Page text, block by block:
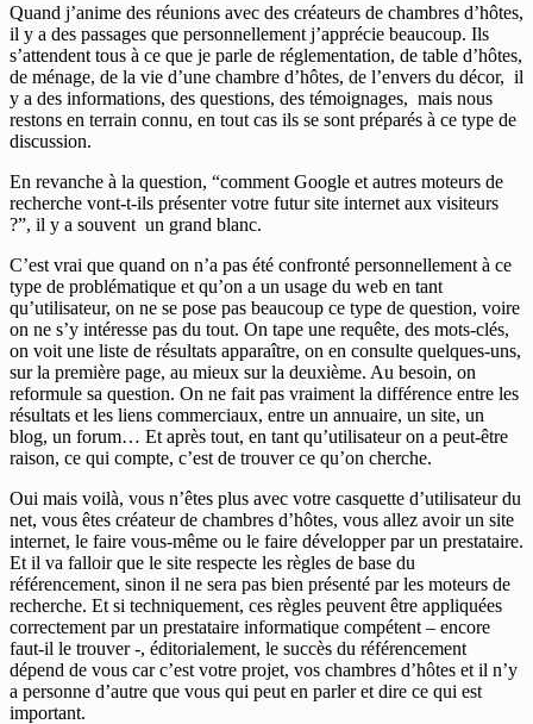
Quand j’anime des réunions avec des créateurs de chambres d’hôtes,
il y a des passages que personnellement j’apprécie beaucoup. Ils
s’attendent tous à ce que je parle de réglementation, de table d’hôtes,
de ménage, de la vie d’une chambre d’hôtes, de l’envers du décor, il
y a des informations, des questions, des témoignages, mais nous
restons en terrain connu, en tout cas ils se sont préparés à ce type de
discussion.
En revanche à la question, “comment Google et autres moteurs de
recherche vont-t-ils présenter votre futur site internet aux visiteurs
?”, il y a souvent un grand blanc.
C’est vrai que quand on n’a pas été confronté personnellement à ce
type de problématique et qu’on a un usage du web en tant
qu’utilisateur, on ne se pose pas beaucoup ce type de question, voire
on ne s’y intéresse pas du tout. On tape une requête, des mots-clés,
on voit une liste de résultats apparaître, on en consulte quelques-uns,
sur la première page, au mieux sur la deuxième. Au besoin, on
reformule sa question. On ne fait pas vraiment la différence entre les
résultats et les liens commerciaux, entre un annuaire, un site, un
blog, un forum… Et après tout, en tant qu’utilisateur on a peut-être
raison, ce qui compte, c’est de trouver ce qu’on cherche.
Oui mais voilà, vous n’êtes plus avec votre casquette d’utilisateur du
net, vous êtes créateur de chambres d’hôtes, vous allez avoir un site
internet, le faire vous-même ou le faire développer par un prestataire.
Et il va falloir que le site respecte les règles de base du
référencement, sinon il ne sera pas bien présenté par les moteurs de
recherche. Et si techniquement, ces règles peuvent être appliquées
correctement par un prestataire informatique compétent – encore
faut-il le trouver -, éditorialement, le succès du référencement
dépend de vous car c’est votre projet, vos chambres d’hôtes et il n’y
a personne d’autre que vous qui peut en parler et dire ce qui est
important.